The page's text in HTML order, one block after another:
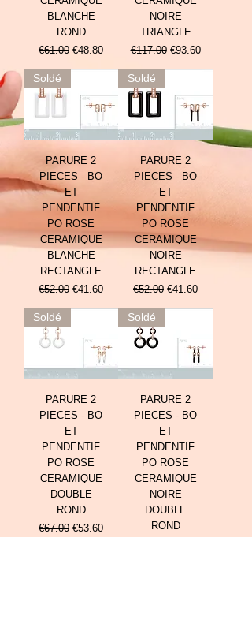
BLANCHE
ROND
Prix original
€61.00 Prix promotionnel
€48.80
NOIRE
TRIANGLE
Prix original
€117.00 Prix promotionnel
€93.60
Soldé
PARURE 2
PIECES - BO
ET
PENDENTIF
PO ROSE
CERAMIQUE
BLANCHE
RECTANGLE
Prix original
€52.00 Prix promotionnel
€41.60
Soldé
PARURE 2
PIECES - BO
ET
PENDENTIF
PO ROSE
CERAMIQUE
NOIRE
RECTANGLE
Prix original
€52.00 Prix promotionnel
€41.60
Soldé
PARURE 2
PIECES - BO
ET
PENDENTIF
PO ROSE
CERAMIQUE
DOUBLE
ROND
Prix original
€67.00 Prix promotionnel
€53.60
Soldé
PARURE 2
PIECES - BO
ET
PENDENTIF
PO ROSE
CERAMIQUE
NOIRE
DOUBLE
ROND